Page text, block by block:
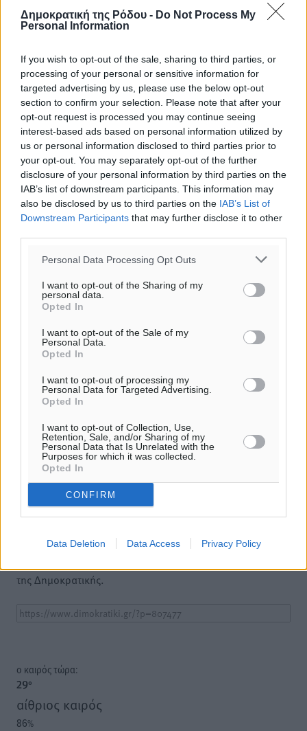
Δημοκρατική της Ρόδου - Do Not Process My
Personal Information
If you wish to opt-out of the sale, sharing to third parties, or
processing of your personal or sensitive information for
targeted advertising by us, please use the below opt-out
section to confirm your selection. Please note that after your
opt-out request is processed you may continue seeing
interest-based ads based on personal information utilized by
us or personal information disclosed to third parties prior to
your opt-out. You may separately opt-out of the further
disclosure of your personal information by third parties on the
IAB’s list of downstream participants. This information may
also be disclosed by us to third parties on the IAB’s List of
Downstream Participants that may further disclose it to other
Personal Data Processing Opt Outs
I want to opt-out of the Sharing of my
personal data.
Opted In
I want to opt-out of the Sale of my
Personal Data.
Opted In
I want to opt-out of processing my
Personal Data for Targeted Advertising.
Opted In
I want to opt-out of Collection, Use,
Retention, Sale, and/or Sharing of my
Personal Data that Is Unrelated with the
Purposes for which it was collected.
Opted In
CONFIRM
Data Deletion Data Access Privacy Policy
όρους χρήσης αποκλείονται.
Προσθέστε ένα σχόλιο
Το E-mail δεν θα δημοσιευτεί.
Πρέπει να συμπληρωθούν όλα τα πεδία για την
υποβολή του σχολίου.
Όνοματεπώνυμο Email
Υπενθύμιση:
ιστοσελίδες είναι απαραίτητη η χρήση του παρακάτω
της Δημοκρατικής.
o καιρός τώρα:
29°
αίθριος καιρός
86%